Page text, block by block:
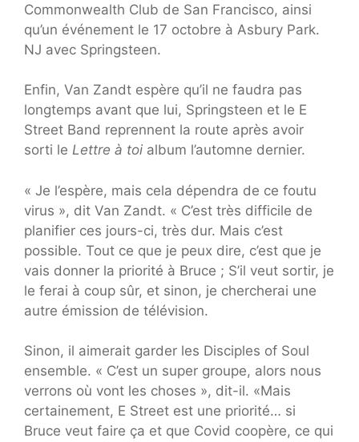
Commonwealth Club de San Francisco, ainsi
qu’un événement le 17 octobre à Asbury Park.
NJ avec Springsteen.
Enfin, Van Zandt espère qu’il ne faudra pas
longtemps avant que lui, Springsteen et le E
Street Band reprennent la route après avoir
sorti le Lettre à toi album l’automne dernier.
« Je l’espère, mais cela dépendra de ce foutu
virus », dit Van Zandt. « C’est très difficile de
planifier ces jours-ci, très dur. Mais c’est
possible. Tout ce que je peux dire, c’est que je
vais donner la priorité à Bruce ; S’il veut sortir, je
le ferai à coup sûr, et sinon, je chercherai une
autre émission de télévision.
Sinon, il aimerait garder les Disciples of Soul
ensemble. « C’est un super groupe, alors nous
verrons où vont les choses », dit-il. «Mais
certainement, E Street est une priorité… si
Bruce veut faire ça et que Covid coopère, ce qui